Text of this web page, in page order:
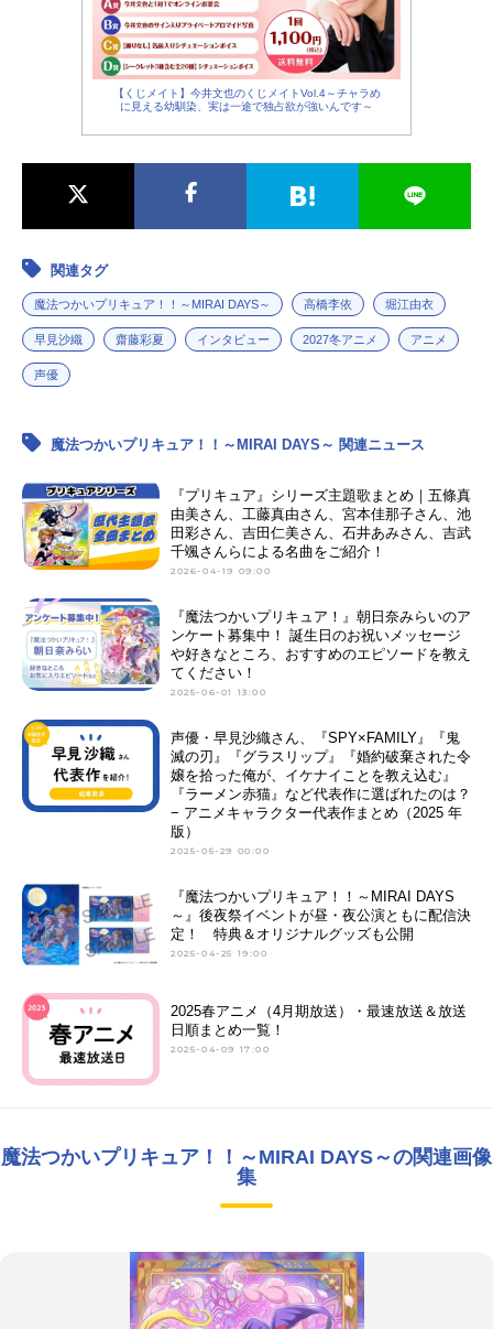
【くじメイト】今井文也のくじメイトVol.4～チャラめ
に見える幼馴染、実は一途で独占欲が強いんです～
関連タグ
魔法つかいプリキュア！！～MIRAI DAYS～ 高橋李依 堀江由衣
早見沙織 齋藤彩夏 インタビュー 2027冬アニメ アニメ
声優
魔法つかいプリキュア！！～MIRAI DAYS～ 関連ニュース
『プリキュア』シリーズ主題歌まとめ｜五條真
由美さん、工藤真由さん、宮本佳那子さん、池
田彩さん、吉田仁美さん、石井あみさん、吉武
千颯さんらによる名曲をご紹介！
2026-04-19 09:00
『魔法つかいプリキュア！』朝日奈みらいのア
ンケート募集中！ 誕生日のお祝いメッセージ
や好きなところ、おすすめのエピソードを教え
てください！
2025-06-01 13:00
声優・早見沙織さん、『SPY×FAMILY』『鬼
滅の刃』『グラスリップ』『婚約破棄された令
嬢を拾った俺が、イケナイことを教え込む』
『ラーメン赤猫』など代表作に選ばれたのは？
− アニメキャラクター代表作まとめ（2025 年
版）
2025-05-29 00:00
『魔法つかいプリキュア！！～MIRAI DAYS
～』後夜祭イベントが昼・夜公演ともに配信決
定！ 特典＆オリジナルグッズも公開
2025-04-25 19:00
2025春アニメ（4月期放送）・最速放送＆放送
日順まとめ一覧！
2025-04-09 17:00
魔法つかいプリキュア！！～MIRAI DAYS～の関連画像
集